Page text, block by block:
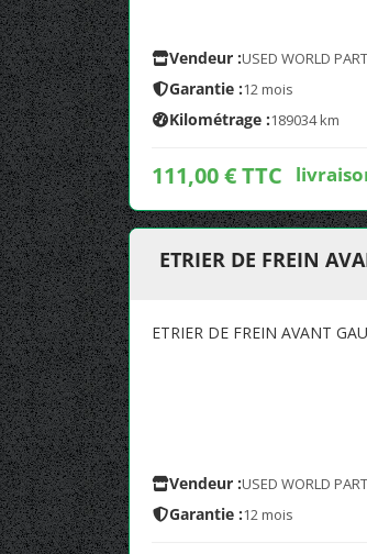
Vendeur :USED WORLD
Garantie :12 mois
Kilométrage :189034 km
111,00 € TTC
ETRIER DE FREIN
ETRIER DE FREIN AVANT
Vendeur :USED WORLD
Garantie :12 mois